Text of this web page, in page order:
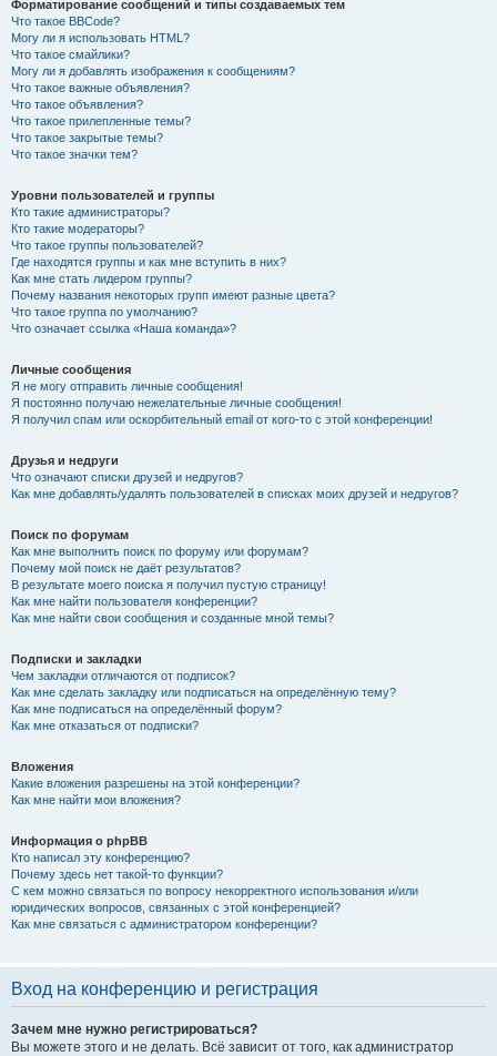
Форматирование сообщений и типы создаваемых тем
Что такое BBCode?
Могу ли я использовать HTML?
Что такое смайлики?
Могу ли я добавлять изображения к сообщениям?
Что такое важные объявления?
Что такое объявления?
Что такое прилепленные темы?
Что такое закрытые темы?
Что такое значки тем?
Уровни пользователей и группы
Кто такие администраторы?
Кто такие модераторы?
Что такое группы пользователей?
Где находятся группы и как мне вступить в них?
Как мне стать лидером группы?
Почему названия некоторых групп имеют разные цвета?
Что такое группа по умолчанию?
Что означает ссылка «Наша команда»?
Личные сообщения
Я не могу отправить личные сообщения!
Я постоянно получаю нежелательные личные сообщения!
Я получил спам или оскорбительный email от кого-то с этой конференции!
Друзья и недруги
Что означают списки друзей и недругов?
Как мне добавлять/удалять пользователей в списках моих друзей и недругов?
Поиск по форумам
Как мне выполнить поиск по форуму или форумам?
Почему мой поиск не даёт результатов?
В результате моего поиска я получил пустую страницу!
Как мне найти пользователя конференции?
Как мне найти свои сообщения и созданные мной темы?
Подписки и закладки
Чем закладки отличаются от подписок?
Как мне сделать закладку или подписаться на определённую тему?
Как мне подписаться на определённый форум?
Как мне отказаться от подписки?
Вложения
Какие вложения разрешены на этой конференции?
Как мне найти мои вложения?
Информация о phpBB
Кто написал эту конференцию?
Почему здесь нет такой-то функции?
С кем можно связаться по вопросу некорректного использования и/или
юридических вопросов, связанных с этой конференцией?
Как мне связаться с администратором конференции?
Вход на конференцию и регистрация
Зачем мне нужно регистрироваться?
Вы можете этого и не делать. Всё зависит от того, как администратор